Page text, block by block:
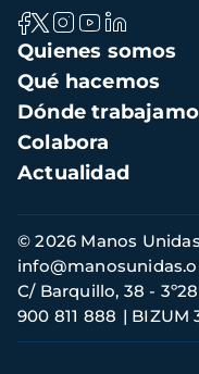
Navegación
principal
Quienes somos
Qué hacemos
Dónde
Colabora
Actualidad
Información
de
contacto
© 2026 Manos Unidas
C/ Barquillo, 38 -
900 811 888
BIZUM